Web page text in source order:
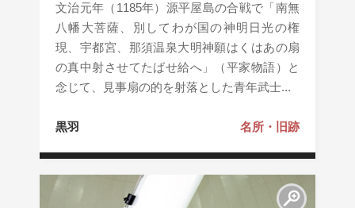
文治元年（1185年）源平屋島の合戦で「南無
八幡大菩薩、別してわが国の神明日光の権
現、宇都宮、那須温泉大明神願はくはあの扇
の真中射させてたばせ給へ」（平家物語）と
念じて、見事扇の的を射落とした青年武士...
黒羽 名所・旧跡